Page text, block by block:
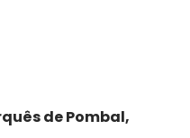
de Pombal,